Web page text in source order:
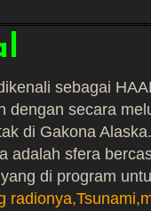
sebagai
dengan secara
di Gakona
adalah sfera
di program